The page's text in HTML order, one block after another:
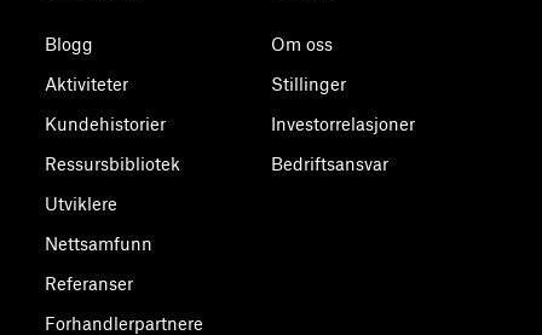
Blogg
Aktiviteter
Kundehistorier
Ressursbibliotek
Utviklere
Nettsamfunn
Referanser
Forhandlerpartnere
Om oss
Stillinger
Investorrelasjoner
Bedriftsansvar